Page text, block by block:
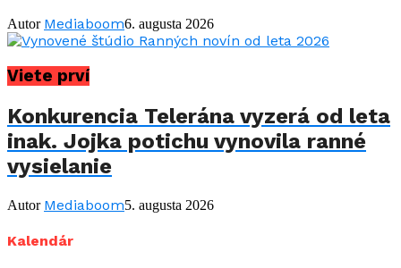
Autor Mediaboom6. augusta 2026
Viete prví
Konkurencia Telerána vyzerá od leta
inak. Jojka potichu vynovila ranné
vysielanie
Autor Mediaboom5. augusta 2026
Kalendár